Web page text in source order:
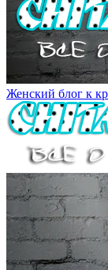
Женский блог к